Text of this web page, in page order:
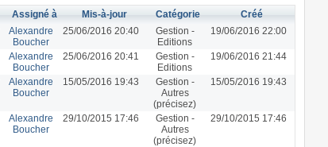
Assigné à Mis-à-jour Catégorie
Créé
Alexandre
Boucher
25/06/2016 20:40
Gestion -
Editions
19/06/2016 22:00
Alexandre
Boucher
25/06/2016 20:41
Gestion -
Editions
19/06/2016 21:44
Alexandre
Boucher
15/05/2016 19:43
Gestion -
Autres
(précisez)
15/05/2016 19:43
Alexandre
Boucher
29/10/2015 17:46
Gestion -
Autres
(précisez)
29/10/2015 17:46